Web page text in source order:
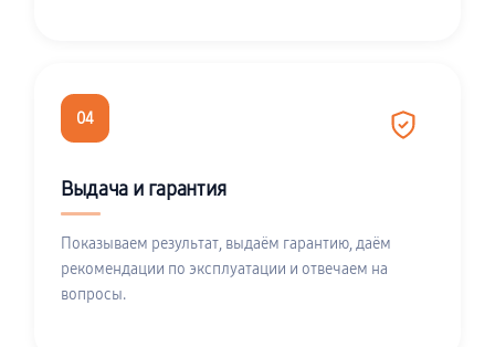
04
Выдача и гарантия
Показываем результат, выдаём гарантию, даём
рекомендации по эксплуатации и отвечаем на
вопросы.